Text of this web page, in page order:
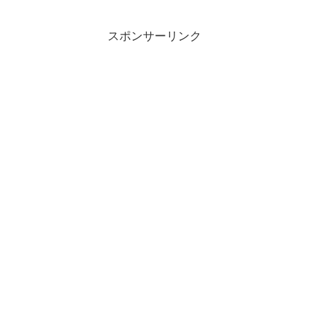
スポンサーリンク